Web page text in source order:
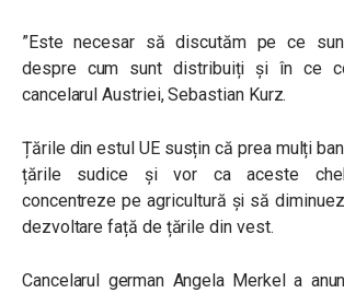
”Este necesar să discutăm pe ce
despre cum sunt distribuiți și în ce
cancelarul Austriei, Sebastian Kurz.
Țările din estul UE susțin că prea mulți
țările sudice și vor ca aceste
concentreze pe agricultură și să
dezvoltare față de țările din vest.
Cancelarul german Angela Merkel a